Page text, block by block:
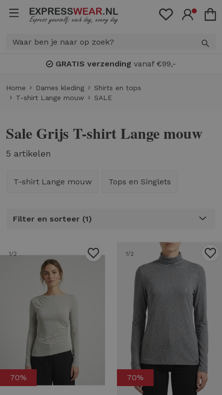
GRATIS verzending vanaf €99,-
Home Dames kleding
Shirts en tops
T-shirt Lange mouw
SALE
Sale Grijs T-shirt Lange mouw
5 artikelen
T-shirt Lange mouw Tops en Singlets
Filter en sorteer 1
1/2
70%
1/2
70%